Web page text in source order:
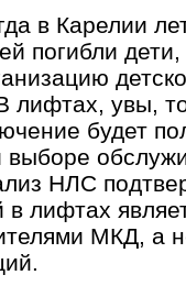
в Карелии
погибли
лифтах, увы,
будет
выборе
НЛС
в лифтах
МКД, а